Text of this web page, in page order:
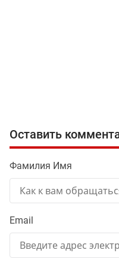
Оставить
Фамилия Имя
Email